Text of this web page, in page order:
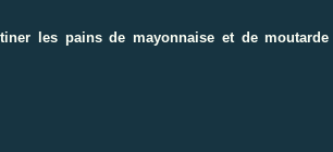
les pains de mayonnaise et de